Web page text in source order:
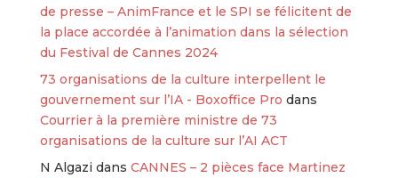
de presse – AnimFrance et le SPI se félicitent de
la place accordée à l’animation dans la sélection
du Festival de Cannes 2024
73 organisations de la culture interpellent le
gouvernement sur l’IA - Boxoffice Pro dans
Courrier à la première ministre de 73
organisations de la culture sur l’AI ACT
N Algazi dans CANNES – 2 pièces face Martinez